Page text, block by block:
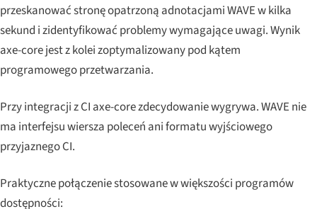
przeskanować stronę opatrzoną adnotacjami WAVE w kilka
sekund i zidentyfikować problemy wymagające uwagi. Wynik
axe-core jest z kolei zoptymalizowany pod kątem
programowego przetwarzania.
Przyintegracji z CI axe-core zdecydowanie wygrywa. WAVE nie
ma interfejsu wiersza poleceń ani formatu wyjściowego
przyjaznego CI.
Praktyczne połączenie stosowane w większości programów
dostępności: